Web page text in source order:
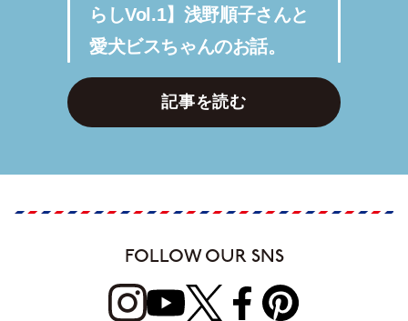
らしVol.1】浅野順子さんと
愛犬ビスちゃんのお話。
記事を読む
FOLLOW OUR SNS